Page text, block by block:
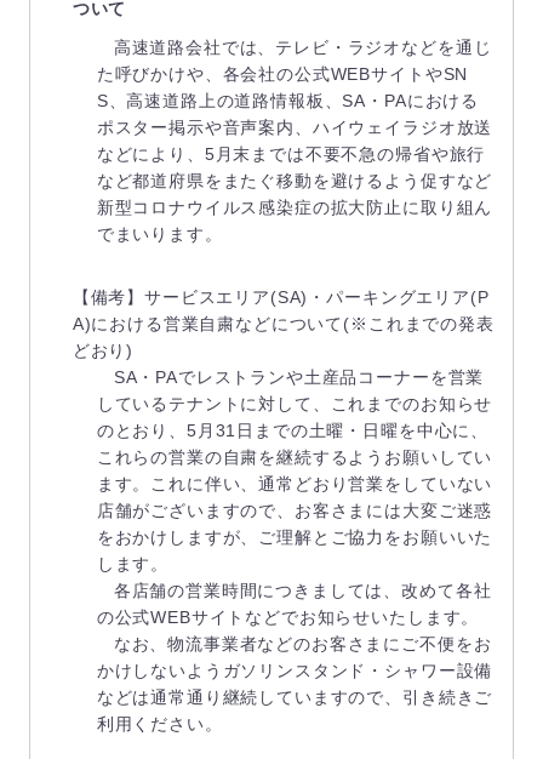
ついて
高速道路会社では、テレビ・ラジオなどを通じ
た呼びかけや、各会社の公式WEBサイトやSN
S、高速道路上の道路情報板、SA・PAにおける
ポスター掲示や音声案内、ハイウェイラジオ放送
などにより、5月末までは不要不急の帰省や旅行
など都道府県をまたぐ移動を避けるよう促すなど
新型コロナウイルス感染症の拡大防止に取り組ん
でまいります。
【備考】サービスエリア(SA)・パーキングエリア(P
A)における営業自粛などについて(※これまでの発表
どおり)
SA・PAでレストランや土産品コーナーを営業
しているテナントに対して、これまでのお知らせ
のとおり、5月31日までの土曜・日曜を中心に、
これらの営業の自粛を継続するようお願いしてい
ます。これに伴い、通常どおり営業をしていない
店舗がございますので、お客さまには大変ご迷惑
をおかけしますが、ご理解とご協力をお願いいた
します。
各店舗の営業時間につきましては、改めて各社
の公式WEBサイトなどでお知らせいたします。
なお、物流事業者などのお客さまにご不便をお
かけしないようガソリンスタンド・シャワー設備
などは通常通り継続していますので、引き続きご
利用ください。